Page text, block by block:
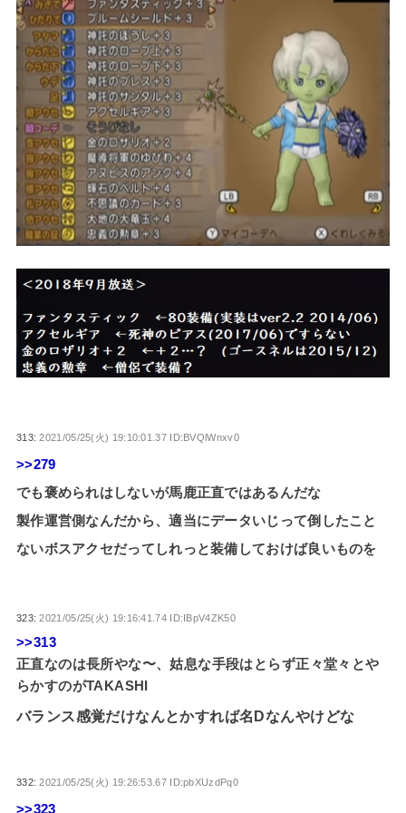
313:2021/05/25(火) 19:10:01.37 ID:BVQlWnxv0
>>279
でも褒められはしないが馬鹿正直ではあるんだな
製作運営側なんだから、適当にデータいじって倒したこと
ないボスアクセだってしれっと装備しておけば良いものを
323:2021/05/25(火) 19:16:41.74 ID:IBpV4ZK50
>>313
正直なのは長所やな〜、姑息な手段はとらず正々堂々とや
らかすのがTAKASHI
バランス感覚だけなんとかすれば名Dなんやけどな
332:2021/05/25(火) 19:26:53.67 ID:pbXUzdPq0
>>323